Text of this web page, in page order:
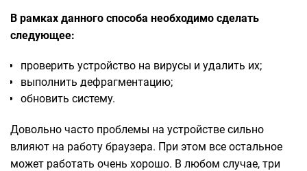
В рамках данного способа необходимо сделать
следующее:
проверить устройство на вирусы и удалить их;
выполнить дефрагментацию;
обновить систему.
Довольно часто проблемы на устройстве сильно
влияют на работу браузера. При этом все остальное
может работать очень хорошо. В любом случае, три